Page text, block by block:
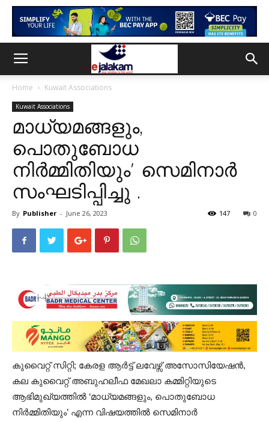
Home Kuwait Associations
Kuwait Associations
മാധ്യമങ്ങളും,
പൊതുബോധ
നിർമ്മിതിയും’ സെമിനാർ
സംഘടിപ്പിച്ചു .
By Publisher - June 26, 2023 0
147
കുവൈറ്റ് സിറ്റി; കേരള ആർട്ട് ലവേഴ്സ് അസോസിയേഷൻ,
കല കുവൈറ്റ് അബുഹലീഫ മേഖലാ കമ്മിറ്റിയുടെ
ആഭിമുഖ്യത്തിൽ ‘മാധ്യമങ്ങളും, പൊതുബോധ
നിർമ്മിതിയും’ എന്ന വിഷയത്തിൽ സെമിനാർ